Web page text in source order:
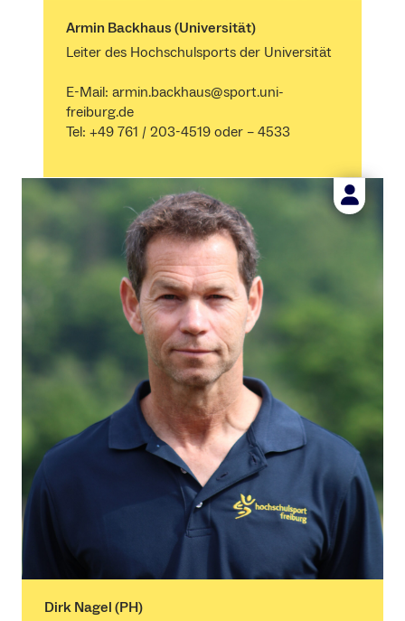
Armin Backhaus (Universität)
Leiter des Hochschulsports der Universität
E-Mail: armin.backhaus@sport.uni-
freiburg.de
Tel: +49 761 / 203-4519 oder – 4533
Dirk Nagel (PH)